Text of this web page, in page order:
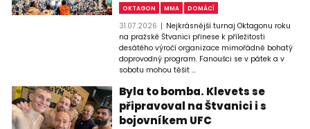
OKTAGON MMA DOMÁCÍ
31.07.2026
Nejkrásnější turnaj Oktagonu roku
na pražské Štvanici přinese k příležitosti
desátého výročí organizace mimořádně bohatý
doprovodný program. Fanoušci se v pátek a v
sobotu mohou těšit ...
Byla to bomba. Klevets se
připravoval na Štvanici i s
bojovníkem UFC